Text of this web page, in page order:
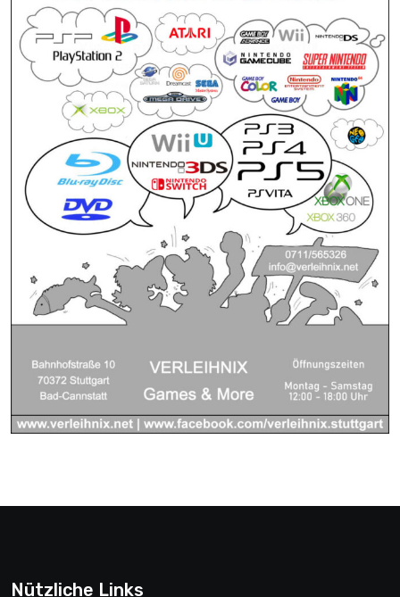
Nützliche Links